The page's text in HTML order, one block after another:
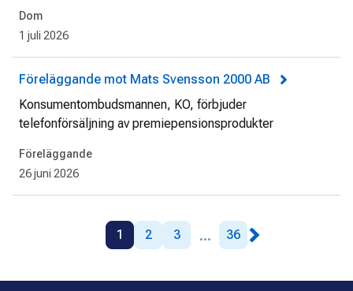
Dom
1 juli 2026
Föreläggande mot Mats Svensson 2000 AB
Konsumentombudsmannen, KO, förbjuder
telefonförsäljning av premiepensionsprodukter
Föreläggande
26 juni 2026
1 2 3 ... 36